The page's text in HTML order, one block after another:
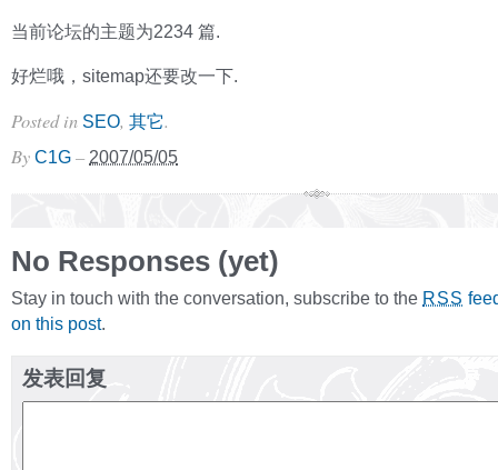
当前论坛的主题为2234 篇.
好烂哦，sitemap还要改一下.
Posted in SEO, 其它.
By C1G – 2007/05/05
No Responses (yet)
Stay in touch with the conversation, subscribe to the RSS
on this post.
发表回复